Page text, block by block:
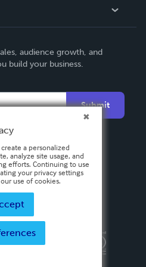
audience growth, and
build your business.
Submit
Terms & Conditions
Inc. All rights reserved.
a personalized
analyze site usage, and
efforts. Continuing to use
your privacy settings
use of cookies.